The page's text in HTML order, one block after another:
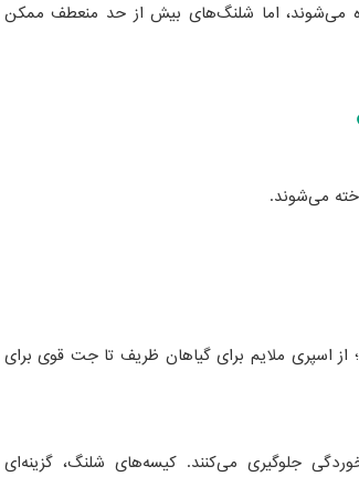
می‌شوند، اما شلنگ‌های بیش از حد منعطف ممکن
می‌شوند.
از اسپری ملایم برای گیاهان ظریف تا جت قوی برای
جلوگیری می‌کنند. کیسه‌های شلنگ، گزینه‌ای